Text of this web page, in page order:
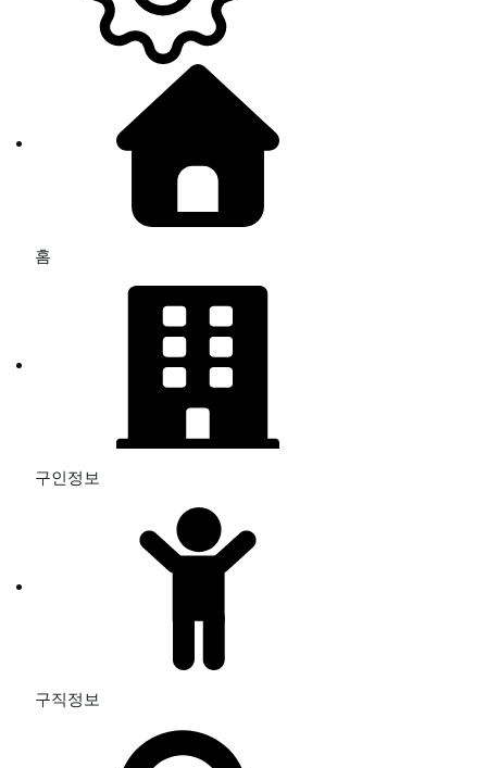
홈
구인정보
구직정보